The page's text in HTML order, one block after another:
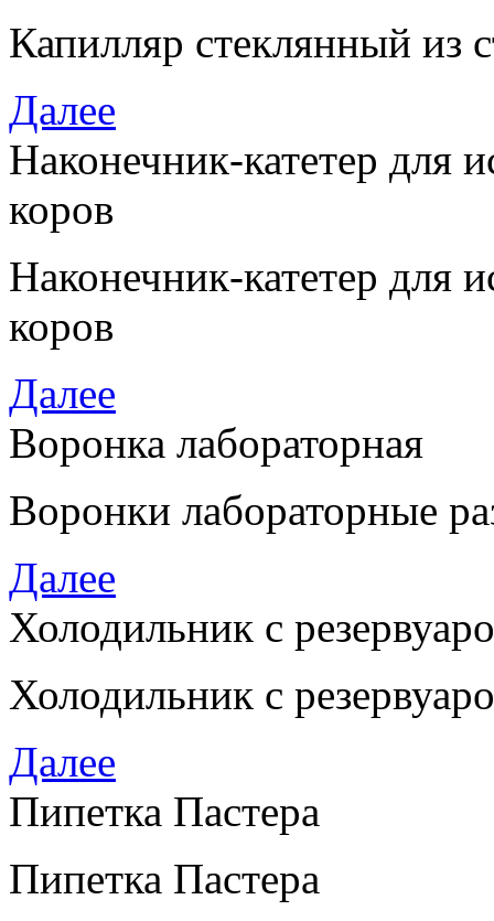
Капилляр стеклянный из
Далее
Наконечник-катетер для
коров
Наконечник-катетер для
коров
Далее
Воронка лабораторная
Воронки лабораторные
Далее
Холодильник с
Холодильник с
Далее
Пипетка Пастера
Пипетка Пастера